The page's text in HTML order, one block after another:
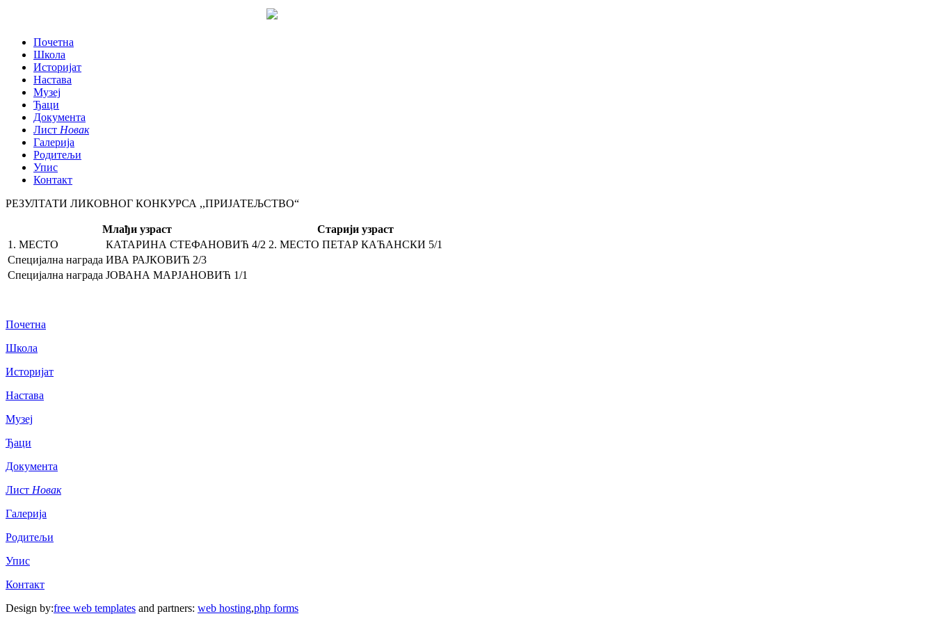
Почетна
Школа
Историјат
Настава
Музеј
Ђаци
Документа
Лист Новак
Галерија
Родитељи
Упис
Контакт
РЕЗУЛТАТИ ЛИКОВНОГ КОНКУРСА ,,ПРИЈАТЕЉСТВО“
Млађи узраст
Старији узраст
1. МЕСТО
КАТАРИНА СТЕФАНОВИЋ 4/2 2. МЕСТО ПЕТАР КАЋАНСКИ 5/1
Специјална награда ИВА РАЈКОВИЋ 2/3
Специјална награда ЈОВАНА МАРЈАНОВИЋ 1/1
Почетна
Школа
Историјат
Настава
Музеј
Ђаци
Документа
Лист Новак
Галерија
Родитељи
Упис
Контакт
Design by:free web templates and partners: web hosting,php forms